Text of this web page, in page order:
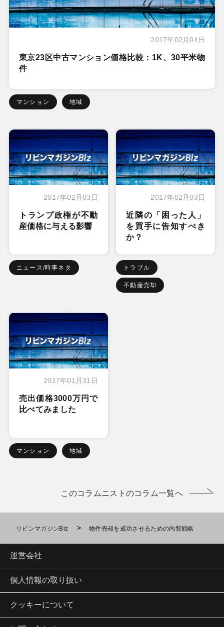
2017年02月04日
東京23区中古マンション価格比較：1K、30平米物
件
マンション 地域
2017年02月03日
トランプ政権が不動
産価格に与える影響
ニュース/時事ネタ
2017年02月03日
近隣の「困った人」
を買手に告知すべき
か？
トラブル
不動産売却
2017年01月31日
売出価格3000万円で
比べてみました
マンション 地域
このコラムニストのコラム一覧へ
リビンマガジンBiz > 物件売却を成功させるための内覧戦略
運営会社
個人情報の取り扱い
クッキーについて